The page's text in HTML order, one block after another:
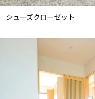
シューズクローゼット